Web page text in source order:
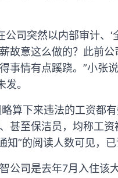
司突然以内部审计、
故意这么做的？此前公
事情有点蹊跷。”小张
。
算下来违法的工资都
甚至保洁员，均称工
知”的阅读人数可见，
公司是去年7月入住该